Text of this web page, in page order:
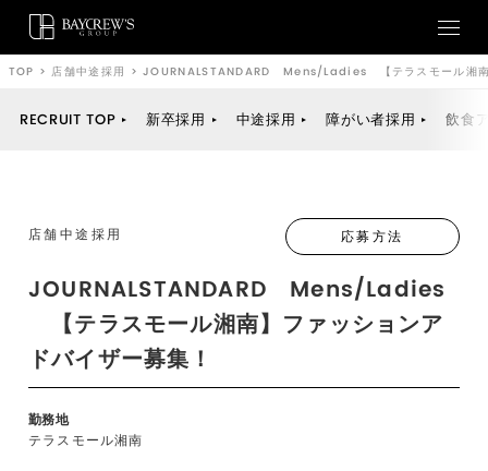
TOP >店舗中途採用 >JOURNALSTANDARD Mens/Ladies 【テラスモール湘南
RECRUIT TOP 新卒採用 中途採用 障がい者採用 飲食
店舗中途採用
JOURNALSTANDARD Mens/Ladies
【テラスモール湘南】ファッションア
ドバイザー募集！
応募方法
勤務地
テラスモール湘南